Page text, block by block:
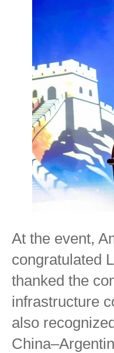
At the event,
congratulated
thanked the
infrastructure
also